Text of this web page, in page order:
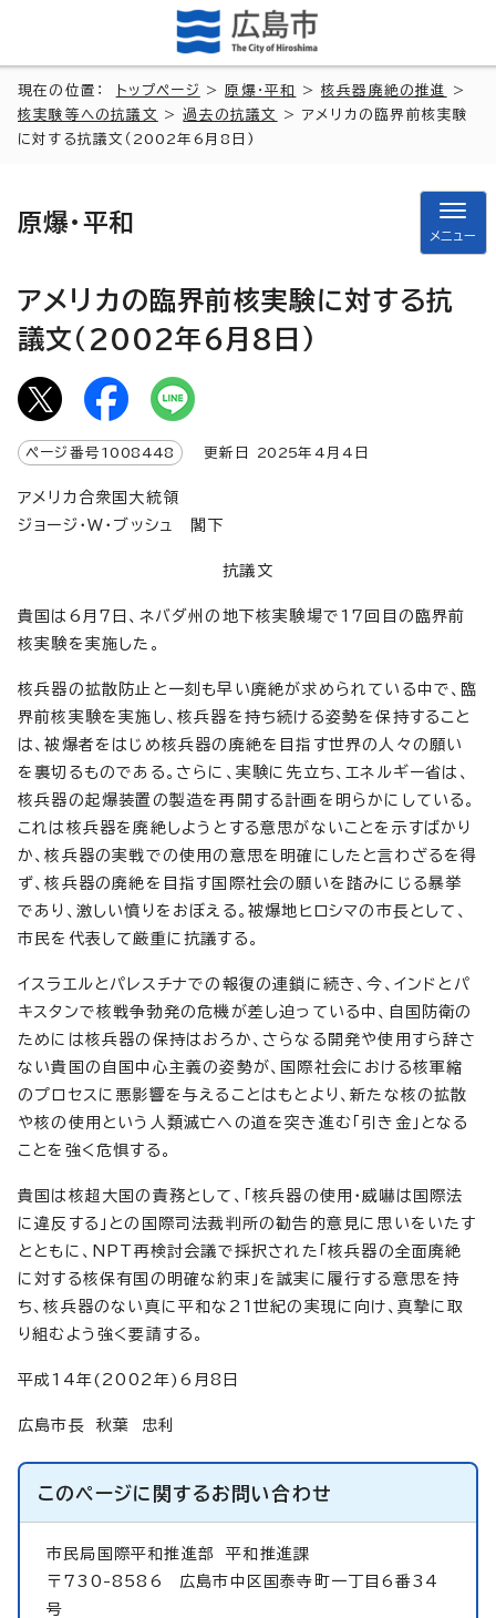
現在の位置： トップページ >原爆・平和 >核兵器廃絶の推進
>
核実験等への抗議文
>過去の抗議文
> アメリカの臨界前核実験
に対する抗議文（2002年6月8日)
原爆・平和
メニュー
アメリカの臨界前核実験に対する抗
議文（2002年6月8日)
ページ番号 1008448 更新日 2025年4月4日
アメリカ合衆国大統領
ジョージ・W・ブッシュ 閣下
抗議文
貴国は6月7日、ネバダ州の地下核実験場で17回目の臨界前
核実験を実施した。
核兵器の拡散防止と一刻も早い廃絶が求められている中で、臨
界前核実験を実施し、核兵器を持ち続ける姿勢を保持すること
は、被爆者をはじめ核兵器の廃絶を目指す世界の人々の願い
を裏切るものである。さらに、実験に先立ち、エネルギー省は、
核兵器の起爆装置の製造を再開する計画を明らかにしている。
これは核兵器を廃絶しようとする意思がないことを示すばかり
か、核兵器の実戦での使用の意思を明確にしたと言わざるを得
ず、核兵器の廃絶を目指す国際社会の願いを踏みにじる暴挙
であり、激しい憤りをおぼえる。被爆地ヒロシマの市長として、
市民を代表して厳重に抗議する。
イスラエルとパレスチナでの報復の連鎖に続き、今、インドとパ
キスタンで核戦争勃発の危機が差し迫っている中、自国防衛の
ためには核兵器の保持はおろか、さらなる開発や使用すら辞さ
ない貴国の自国中心主義の姿勢が、国際社会における核軍縮
のプロセスに悪影響を与えることはもとより、新たな核の拡散
や核の使用という人類滅亡への道を突き進む「引き金」となる
ことを強く危惧する。
貴国は核超大国の責務として、「核兵器の使用・威嚇は国際法
に違反する」との国際司法裁判所の勧告的意見に思いをいたす
とともに、NPT再検討会議で採択された「核兵器の全面廃絶
に対する核保有国の明確な約束」を誠実に履行する意思を持
ち、核兵器のない真に平和な21世紀の実現に向け、真摯に取
り組むよう強く要請する。
平成14年(2002年)6月8日
広島市長 秋葉 忠利
このページに関するお問い合わせ
市民局国際平和推進部平和推進課
〒730-8586 広島市中区国泰寺町一丁目6番34
号